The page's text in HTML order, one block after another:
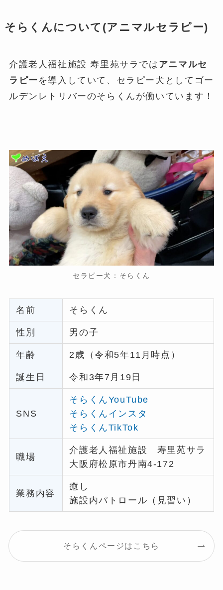
そらくんについて(アニマルセラピー)
介護老人福祉施設 寿里苑サラでは アニマルセ
ラピー を導入していて、セラピー犬としてゴー
ルデンレトリバーのそらくんが働いています！
セラピー犬：そらくん
名前 そらくん
性別 男の子
年齢 2歳（令和5年11月時点）
誕生日 令和3年7月19日
SNS
そらくんYouTube
そらくんインスタ
そらくんTikTok
職場
介護老人福祉施設 寿里苑サラ
大阪府松原市丹南4-172
業務内容
癒し
施設内パトロール（見習い）
そらくんページはこちら